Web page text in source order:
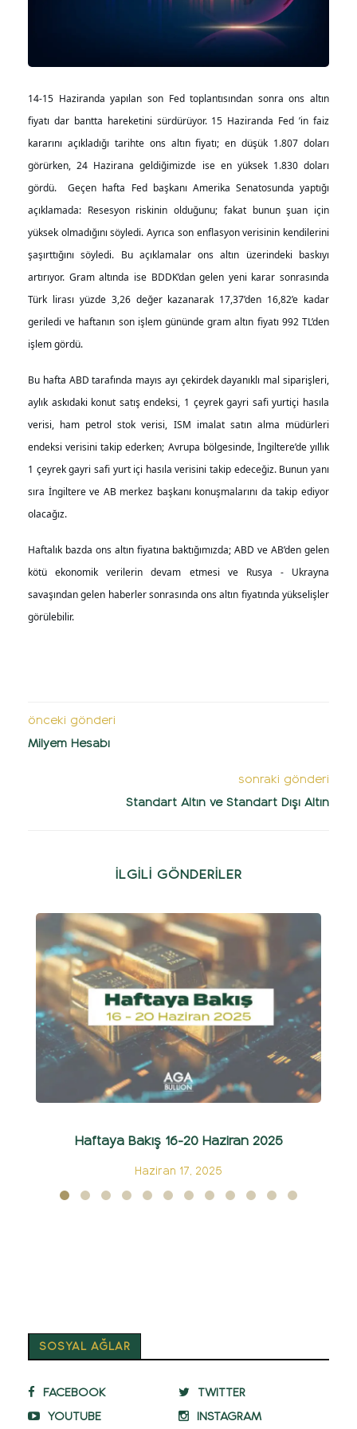
14-15 Haziranda yapılan son Fed toplantısından sonra ons altın
fiyatı dar bantta hareketini sürdürüyor. 15 Haziranda Fed ’in faiz
kararını açıkladığı tarihte ons altın fiyatı; en düşük 1.807 doları
görürken, 24 Hazirana geldiğimizde ise en yüksek 1.830 doları
gördü. Geçen hafta Fed başkanı Amerika Senatosunda yaptığı
açıklamada: Resesyon riskinin olduğunu; fakat bunun şuan için
yüksek olmadığını söyledi. Ayrıca son enflasyon verisinin kendilerini
şaşırttığını söyledi. Bu açıklamalar ons altın üzerindeki baskıyı
artırıyor. Gram altında ise BDDK’dan gelen yeni karar sonrasında
Türk lirası yüzde 3,26 değer kazanarak 17,37’den 16,82’e kadar
geriledi ve haftanın son işlem gününde gram altın fiyatı 992 TL’den
işlem gördü.
Bu hafta ABD tarafında mayıs ayı çekirdek dayanıklı mal siparişleri,
aylık askıdaki konut satış endeksi, 1 çeyrek gayri safi yurtiçi hasıla
verisi, ham petrol stok verisi, ISM imalat satın alma müdürleri
endeksi verisini takip ederken; Avrupa bölgesinde, İngiltere’de yıllık
1 çeyrek gayri safi yurt içi hasıla verisini takip edeceğiz. Bunun yanı
sıra İngiltere ve AB merkez başkanı konuşmalarını da takip ediyor
olacağız.
Haftalık bazda ons altın fiyatına baktığımızda; ABD ve AB’den gelen
kötü ekonomik verilerin devam etmesi ve Rusya - Ukrayna
savaşından gelen haberler sonrasında ons altın fiyatında yükselişler
görülebilir.
önceki gönderi
Milyem Hesabı
sonraki gönderi
Standart Altın ve Standart Dışı Altın
İLGİLİ GÖNDERİLER
Haftaya Bakış 16-20 Haziran 2025
Haziran 17, 2025
SOSYAL AĞLAR
FACEBOOK
TWITTER
YOUTUBE
INSTAGRAM